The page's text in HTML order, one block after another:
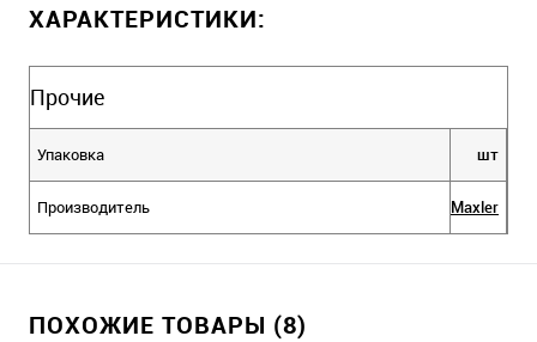
ХАРАКТЕРИСТИКИ:
Прочие
Упаковка шт
Производитель Maxler
ПОХОЖИЕ ТОВАРЫ (8)